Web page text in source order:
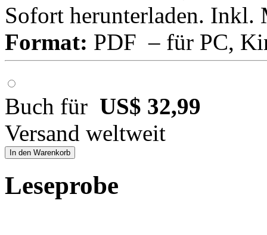
Sofort herunterladen. Inkl.
Format: PDF – für PC,
Buch für US$ 32,99
Versand weltweit
In den Warenkorb
Leseprobe